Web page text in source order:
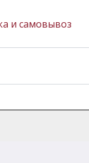
и самовывоз